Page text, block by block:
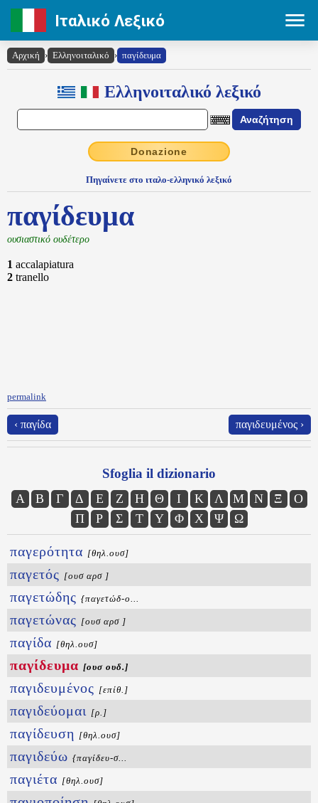
Ιταλικό Λεξικό
Αρχική › Ελληνοιταλικό › παγίδευμα
Ελληνοιταλικό λεξικό
Donazione
Πηγαίνετε στο ιταλο-ελληνικό λεξικό
παγίδευμα
ουσιαστικό ουδέτερο
1 accalapiatura
2 tranello
permalink
‹ παγίδα παγιδευμένος ›
Sfoglia il dizionario
Α Β Γ Δ Ε Ζ Η Θ Ι Κ Λ Μ Ν Ξ
Ο
Π
Ρ Σ Τ Υ Φ Χ Ψ Ω
παγερότητα [θηλ.ουσ]
παγετός [ουσ αρσ ]
παγετώδης {παγετώδ-ο...
παγετώνας [ουσ αρσ ]
παγίδα [θηλ.ουσ]
παγίδευμα [ουσ ουδ.]
παγιδευμένος [επίθ.]
παγιδεύομαι [ρ.]
παγίδευση [θηλ.ουσ]
παγιδεύω {παγίδευ-σ...
παγιέτα [θηλ.ουσ]